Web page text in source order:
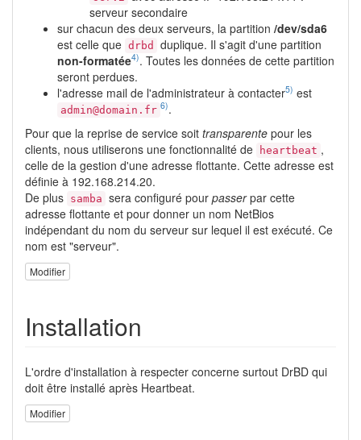
serveur secondaire
sur chacun des deux serveurs, la partition /dev/sda6
est celle que drbd
duplique. Il s'agit d'une partition
non-formatée4). Toutes les données de cette partition
seront perdues.
l'adresse mail de l'administrateur à contacter5) est
admin@domain.fr 6).
Pour que la reprise de service soit transparente pour les
clients, nous utiliserons une fonctionnalité de
heartbeat ,
celle de la gestion d'une adresse flottante. Cette adresse est
définie à 192.168.214.20.
De plus samba sera configuré pour passerpar cette
adresse flottante et pour donner un nom NetBios
indépendant du nom du serveur sur lequel il est exécuté. Ce
nom est "serveur".
Modifier
Installation
L'ordre d'installation à respecter concerne surtout DrBD qui
doit être installé après Heartbeat.
Modifier